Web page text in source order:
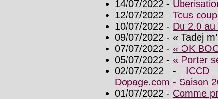
14/07/2022 -
12/07/2022 - Tous
10/07/2022 - Du 2.0 au
09/07/2022 - « Tadej
07/07/2022 - « OK
05/07/2022 - « Porter
02/07/2022 - ICCD
Dopage.com - Saison
01/07/2022 - Comme